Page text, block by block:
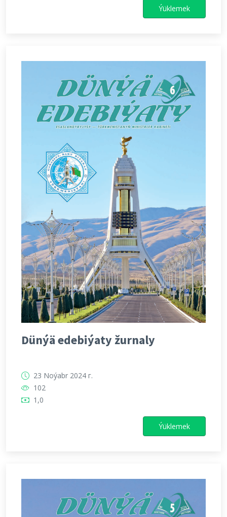
Ýüklemek
Dünýä edebiýaty žurnaly
23 Noýabr 2024 г.
102
1,0
Ýüklemek